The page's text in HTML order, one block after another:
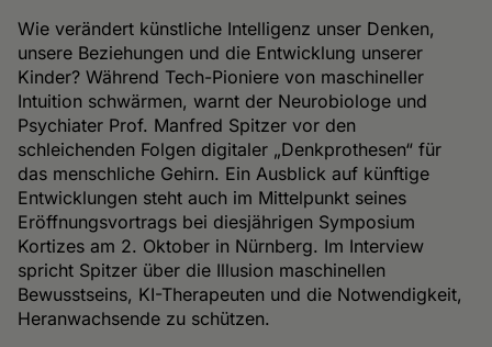
Wie verändert künstliche Intelligenz unser Denken,
unsere Beziehungen und die Entwicklung unserer
Kinder? Während Tech-Pioniere von maschineller
Intuition schwärmen, warnt der Neurobiologe und
Psychiater Prof. Manfred Spitzer vor den
schleichenden Folgen digitaler „Denkprothesen“ für
das menschliche Gehirn. Ein Ausblick auf künftige
Entwicklungen steht auch im Mittelpunkt seines
Eröffnungsvortrags bei diesjährigen Symposium
Kortizes am 2. Oktober in Nürnberg. Im Interview
spricht Spitzer über die Illusion maschinellen
Bewusstseins, KI-Therapeuten und die Notwendigkeit,
Heranwachsende zu schützen.